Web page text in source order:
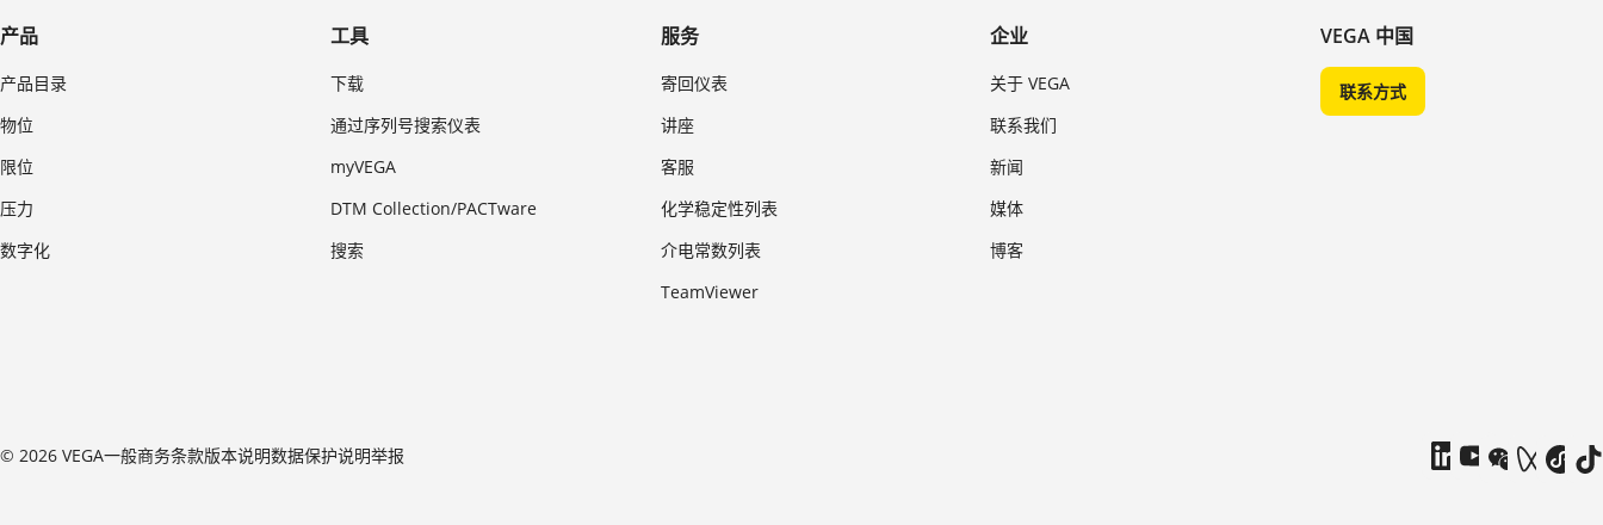
产品
产品目录
物位
限位
压力
数字化
工具
下载
通过序列号搜索仪表
myVEGA
DTM Collection/PACTware
搜索
服务
寄回仪表
讲座
客服
化学稳定性列表
介电常数列表
TeamViewer
企业
关于 VEGA
联系我们
新闻
媒体
博客
VEGA 中国
联系方式
© 2026 VEGA一般商务条款版本说明数据保护说明举报